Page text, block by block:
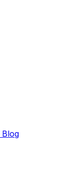
Blog